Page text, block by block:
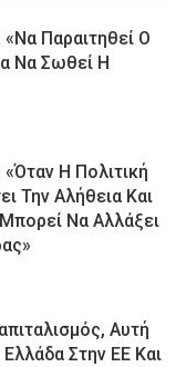
Παραιτηθεί Ο
Να Σωθεί Η
Η Πολιτική
Την Αλήθεια Και
Να Αλλάξει
Αυτή
Στην ΕΕ Και